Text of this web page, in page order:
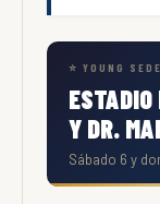
⭐ YOUNG
ESTADIO
Y DR.
Sábado 6 y